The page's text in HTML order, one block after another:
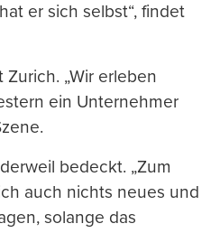
er sich selbst“, findet
„Wir erleben
ein Unternehmer
bedeckt. „Zum
auch nichts neues und
solange das